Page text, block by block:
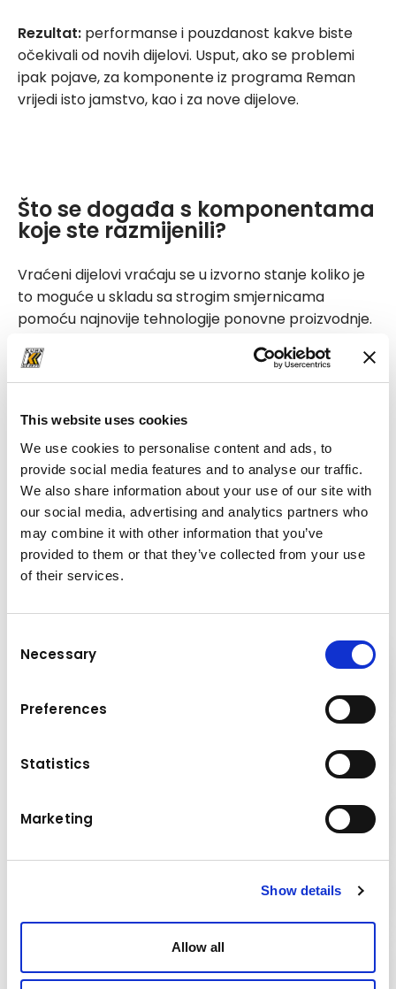
This website uses cookies
We use cookies to personalise content and ads, to
provide social media features and to analyse our traffic.
We also share information about your use of our site with
our social media, advertising and analytics partners who
may combine it with other information that you’ve
provided to them or that they’ve collected from your use
of their services.
Selection
Necessary
Preferences
Statistics
Marketing
Show details
Allow all
Rezultat: performanse i pouzdanost kakve biste
očekivali od novih dijelovi. Usput, ako se problemi
ipak pojave, za komponente iz programa Reman
vrijedi isto jamstvo, kao i za nove dijelove.
Što se događa s komponentama
koje ste razmijenili?
Vraćeni dijelovi vraćaju se u izvorno stanje koliko je
to moguće u skladu sa strogim smjernicama
pomoću najnovije tehnologije ponovne proizvodnje.
Neispravne komponente se zamjenjuju originalnim
moguće, koriste se još modernije zamjenske
komponente prije nego što se proizvod pažljivo
ponovno sastavi. Nakon daljnjeg ispitivanja, proizvod
se ponovno boji i dodaje u zalihu programa Reman.
Prednosti
društvu Kuhn
Dugi vijek trajanja